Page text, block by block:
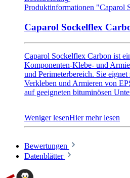
Produktinformationen "Caparol
Caparol Sockelflex
Caparol Sockelflex Carbon ist
Komponenten-Klebe- und
und Perimeterbereich. Sie eignet
Verkleben und Armieren von
auf geeigneten bituminösen
Feuchteschutzanstrich oder
Armierungsschichten und
und 9 kg Pulverkomponente.
Bewertungen
Datenblätter